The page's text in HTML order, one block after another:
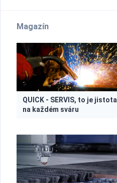
Magazín
QUICK - SERVIS, to je jistota
na každém sváru